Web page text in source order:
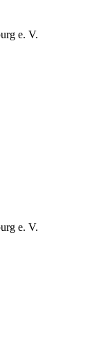
e. V.
e. V.